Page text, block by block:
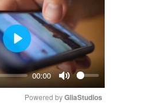
00:00
Mute
Play
Powered by GliaStudios